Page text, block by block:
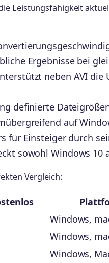
Leistungsfähigkeit
Ergebnisse bei
neben AVI
definierte
auf
für Einsteiger durch
sowohl Windows 10
Vergleich:
Windows,
Windows,
Windows,